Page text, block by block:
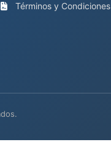
Términos y Condiciones